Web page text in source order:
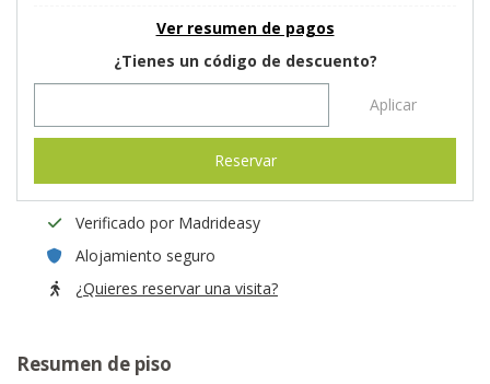
Ver resumen de pagos
¿Tienes un código de descuento?
Aplicar
Reservar
Verificado por Madrideasy
Alojamiento seguro
¿Quieres reservar una visita?
Resumen de piso